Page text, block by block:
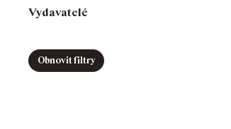
Vydavatelé
Obnovit filtry